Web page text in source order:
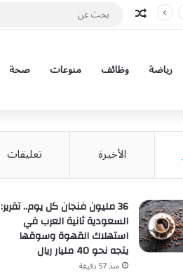
مقال عشوائي
رياضة وظائف منوعات صحة
الأخيرة تعليقات
36 مليون فنجان كل يوم.. تقرير:
السعودية ثانية العرب في
استهلاك القهوة وسوقها
يتجه نحو 40 مليار ريال
منذ 57 دقيقة